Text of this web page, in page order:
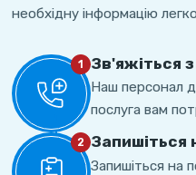
необхідну інформацію
1 Зв'яжіться
Наш персонал
послуга вам
2 Запишіться
Запишіться на